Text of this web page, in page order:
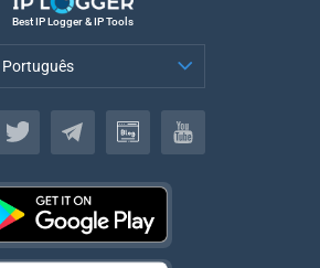
Best IP Logger & IP Tools
Português
Português